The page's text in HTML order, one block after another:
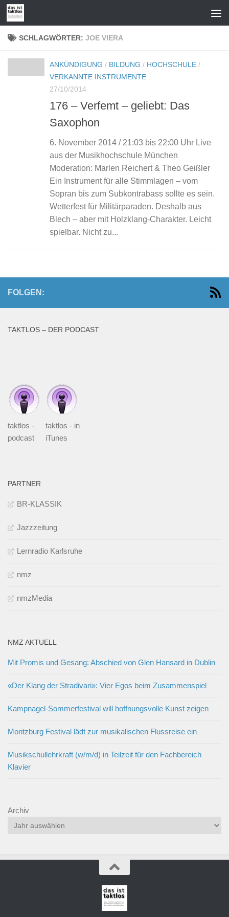
Zum Inhalt springen
SCHLAGWÖRTER: JOE VIERA
ANKÜNDIGUNG / BILDUNG / HOCHSCHULE /
VERKANNTE INSTRUMENTE
27/10/2014
176 – Verfemt – geliebt: Das
Saxophon
6. November 2014 / 21:03 bis 22:00 Uhr Live
aus der Musikhochschule München
Moderation: Marlen Reichert & Theo Geißler
Ein Instrument für alle Stimmlagen – vom
Sopran bis zum Subkontrabass sollte es sein.
Wetterfest für Militärparaden. Deshalb aus
Blech – aber mit Holzklang-Charakter. Leicht
spielbar. Nicht zu...
FOLGEN:
TAKTLOS – DER PODCAST
taktlos -
podcast
taktlos - in
iTunes
PARTNER
BR-KLASSIK
Jazzzeitung
Lernradio Karlsruhe
nmz
nmzMedia
NMZ AKTUELL
Mit Promis und Gesang: Abschied von Glen Hansard in Dublin
«Der Klang der Stradivari»: Vier Egos beim Zusammenspiel
Kampnagel-Sommerfestival will hoffnungsvolle Kunst zeigen
Moritzburg Festival lädt zur musikalischen Flussreise ein
Musikschullehrkraft (w/m/d) in Teilzeit für den Fachbereich
Klavier
Archiv